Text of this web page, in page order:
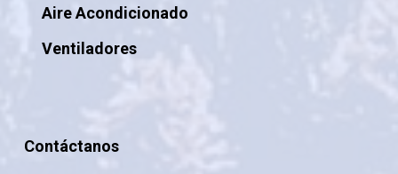
Aire Acondicionado
Ventiladores
Contáctanos